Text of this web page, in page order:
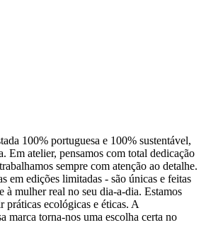
100% portuguesa e 100% sustentável,
Em atelier, pensamos com total dedicação
sempre com atenção ao detalhe.
em edições limitadas - são únicas e feitas
à mulher real no seu dia-a-dia. Estamos
práticas ecológicas e éticas. A
marca torna-nos uma escolha certa no